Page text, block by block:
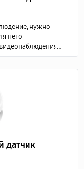
нужно
него
элементов:
датчик